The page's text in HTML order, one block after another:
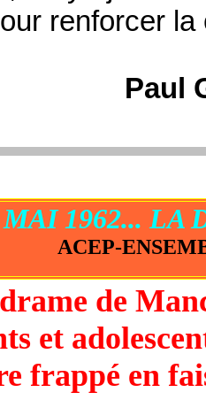
renforcer
Paul
MAI 1962... LA
ACEP-
de
et
frappé en